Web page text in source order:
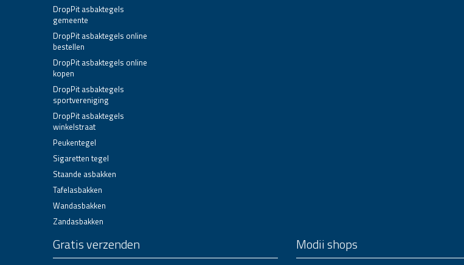
DropPit asbaktegels
gemeente
DropPit asbaktegels online
bestellen
DropPit asbaktegels online
kopen
DropPit asbaktegels
sportvereniging
DropPit asbaktegels
winkelstraat
Peukentegel
Sigaretten tegel
Staande asbakken
Tafelasbakken
Wandasbakken
Zandasbakken
Gratis verzenden Modii shops